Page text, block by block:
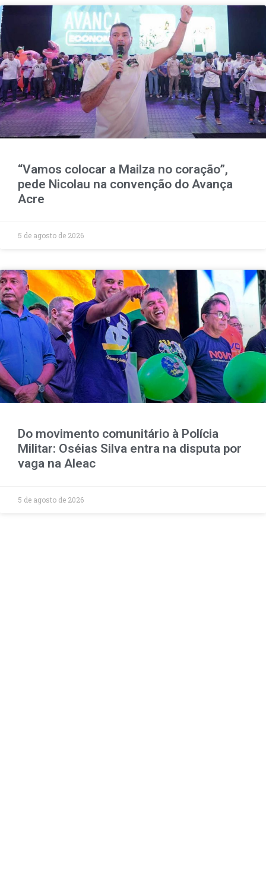
“Vamos colocar a Mailza no coração”,
pede Nicolau na convenção do Avança
Acre
5 de agosto de 2026
Do movimento comunitário à Polícia
Militar: Oséias Silva entra na disputa por
vaga na Aleac
5 de agosto de 2026